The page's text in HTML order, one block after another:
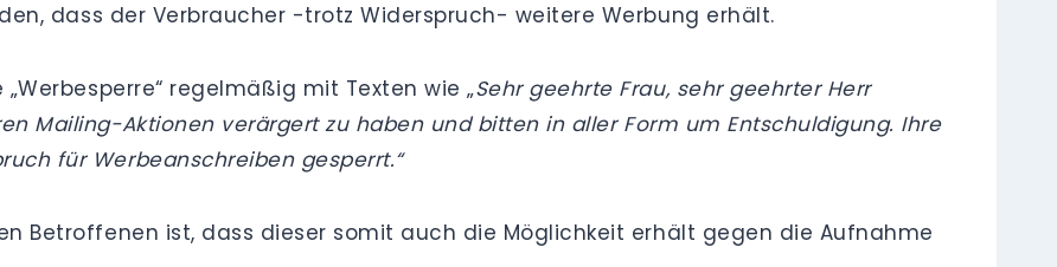
dass der Verbraucher -trotz Widerspruch- weitere Werbung erhält.
regelmäßig mit Texten wie „Sehr geehrte Frau, sehr geehrter Herr
Mailing-Aktionen verärgert zu haben und bitten in aller Form um Entschuldigung. Ihre
für Werbeanschreiben gesperrt.“
Betroffenen ist, dass dieser somit auch die Möglichkeit erhält gegen die Aufnahme